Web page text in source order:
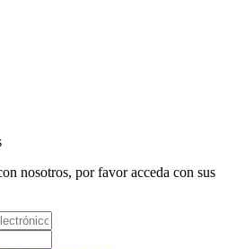
nosotros, por favor acceda con sus